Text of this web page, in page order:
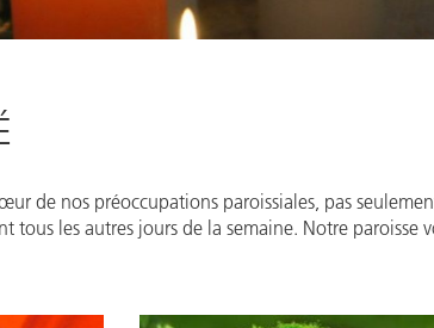
de nos préoccupations paroissiales, pas
tous les autres jours de la semaine. Notre paroisse